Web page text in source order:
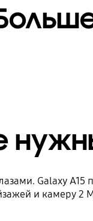
Galaxy A15
и камеру 2